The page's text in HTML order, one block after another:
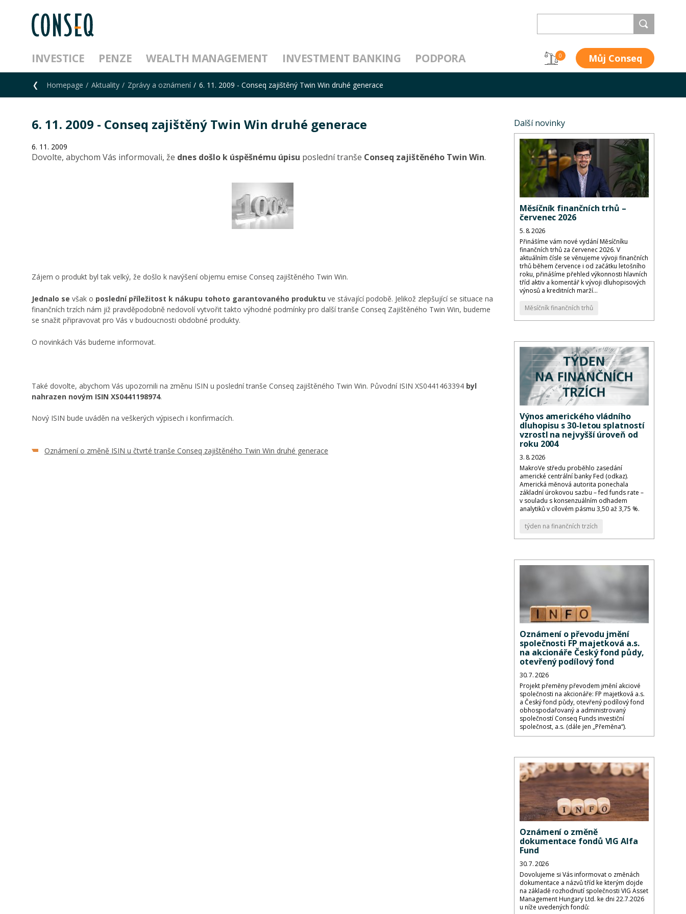
INVESTICE PENZE WEALTH MANAGEMENT INVESTMENT BANKING PODPORA 0 Můj Conseq
Homepage Aktuality Zprávy a oznámení 6. 11. 2009 - Conseq zajištěný Twin Win druhé generace
6. 11. 2009 - Conseq zajištěný Twin Win druhé generace
6. 11. 2009
Dovolte, abychom Vás informovali, že dnes došlo k úspěšnému úpisu poslední tranše Conseq zajištěného Twin Win.
Zájem o produkt byl tak velký, že došlo k navýšení objemu emise Conseq zajištěného Twin Win.
Jednalo se však o poslední příležitost k nákupu tohoto garantovaného produktu ve stávající podobě. Jelikož zlepšující se situace na
finančních trzích nám již pravděpodobně nedovolí vytvořit takto výhodné podmínky pro další tranše Conseq Zajištěného Twin Win, budeme
se snažit připravovat pro Vás v budoucnosti obdobné produkty.
O novinkách Vás budeme informovat.
Také dovolte, abychom Vás upozornili na změnu ISIN u poslední tranše Conseq zajištěného Twin Win. Původní ISIN XS0441463394 byl
nahrazen novým ISIN XS0441198974.
Nový ISIN bude uváděn na veškerých výpisech i konfirmacích.
Oznámení o změně ISIN u čtvrté tranše Conseq zajištěného Twin Win druhé generace
Další novinky
Měsíčník finančních trhů –
červenec 2026
5. 8. 2026
Přinášíme vám nové vydání Měsíčníku
finančních trhů za červenec 2026. V
aktuálním čísle se věnujeme vývoji finančních
trhů během července i od začátku letošního
roku, přinášíme přehled výkonnosti hlavních
tříd aktiv a komentář k vývoji dluhopisových
výnosů a kreditních marží...
Měsíčník finančních trhů
Výnos amerického vládního
dluhopisu s 30-letou splatností
vzrostl na nejvyšší úroveň od
roku 2004
3. 8. 2026
MakroVe středu proběhlo zasedání
americké centrální banky Fed (odkaz).
Americká měnová autorita ponechala
základní úrokovou sazbu – fed funds rate –
v souladu s konsenzuálním odhadem
analytiků v cílovém pásmu 3,50 až 3,75 %.
týden na finančních trzích
Oznámení o převodu jmění
společnosti FP majetková a.s.
na akcionáře Český fond půdy,
otevřený podílový fond
30. 7. 2026
Projekt přeměny převodem jmění akciové
společnosti na akcionáře: FP majetková a.s.
a Český fond půdy, otevřený podílový fond
obhospodařovaný a administrovaný
společností Conseq Funds investiční
společnost, a.s. (dále jen „Přeměna“).
Oznámení o změně
dokumentace fondů VIG Alfa
Fund
30. 7. 2026
Dovolujeme si Vás informovat o změnách
dokumentace a názvů tříd ke kterým dojde
na základě rozhodnutí společnosti VIG Asset
Management Hungary Ltd. ke dni 22.7.2026
u níže uvedených fondů: